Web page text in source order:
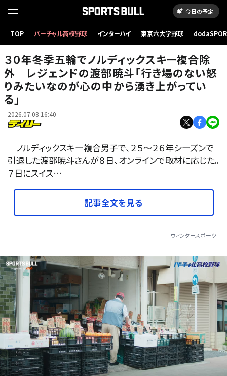
今日の予定
TOP バーチャル高校野球 インターハイ 東京六大学野球
３０年冬季五輪でノルディックスキー複合除
外 レジェンドの渡部暁斗「行き場のない怒
りみたいなのが心の中から湧き上がってい
る」
2026.07.08 16:40
ノルディックスキー複合男子で、２５～２６年シーズンで
引退した渡部暁斗さんが８日、オンラインで取材に応じた。
７日にスイス…
記事全文を見る
ウィンタースポーツ